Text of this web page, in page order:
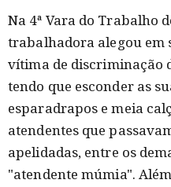
Na 4ª Vara do Trabalho
trabalhadora alegou em
vítima de discriminação
tendo que esconder as
esparadrapos e meia
atendentes que
apelidadas, entre os
"atendente múmia".